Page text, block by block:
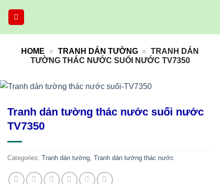
HOME » TRANH DÁN TƯỜNG » TRANH DÁN
TƯỜNG THÁC NƯỚC SUỐI NƯỚC TV7350
Tranh dán tường thác nước suối nước
TV7350
Categories: Tranh dán tường, Tranh dán tường thác nước